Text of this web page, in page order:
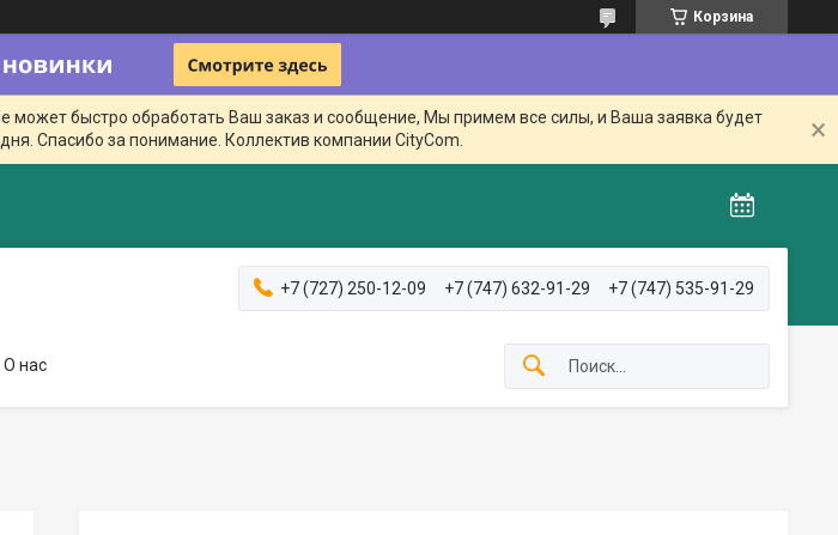
Корзина
может быстро обработать Ваш заказ и сообщение, Мы примем все силы, и Ваша заявка будет
Спасибо за понимание. Коллектив компании CityCom.
+7 (727) 250-12-09 +7 (747) 632-91-29 +7 (747) 535-91-29
О нас